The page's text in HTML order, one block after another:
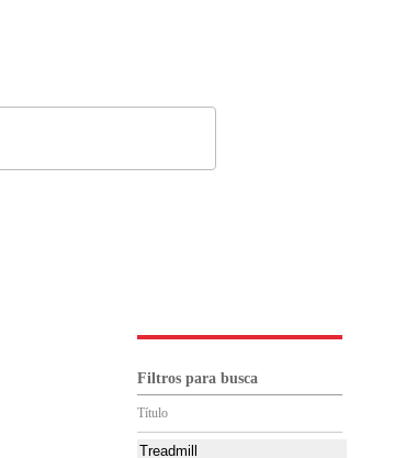
Filtros para busca
Título